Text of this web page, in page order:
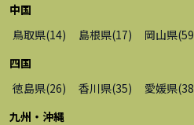
中国
鳥取県(14) 島根県(17) 岡山県(59
四国
徳島県(26) 香川県(35) 愛媛県(38
九州・沖縄